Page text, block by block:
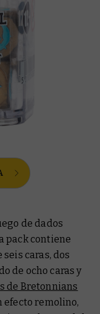
de dados
pack contiene
caras, dos
de ocho caras y
de Bretonnians
efecto remolino,